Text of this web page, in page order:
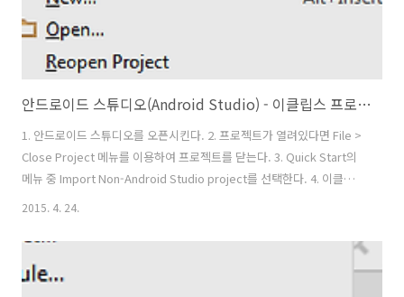
안드로이드 스튜디오(Android Studio) - 이클립스 프로젝트 마이그레이션
1. 안드로이드 스튜디오를 오픈시킨다. 2. 프로젝트가 열려있다면 File >
Close Project 메뉴를 이용하여 프로젝트를 닫는다. 3. Quick Start의
메뉴 중 Import Non-Android Studio project를 선택한다. 4. 이클립
스에서 생성된 프로젝트를 선택한다.(단 프로젝트 Root폴더를 선택한
튼을 클릭하여 마이그레이션을 진행한다. 7. 아래와 같이 마이그레이션
진행 상태가 표시된다 8. 이클립스 프로젝트가 안드로이드 스튜디오 프
로젝트로 마이그레션이 완료된다. 마이그레이션에 대한 결과를 확인 할
2015. 4. 24.